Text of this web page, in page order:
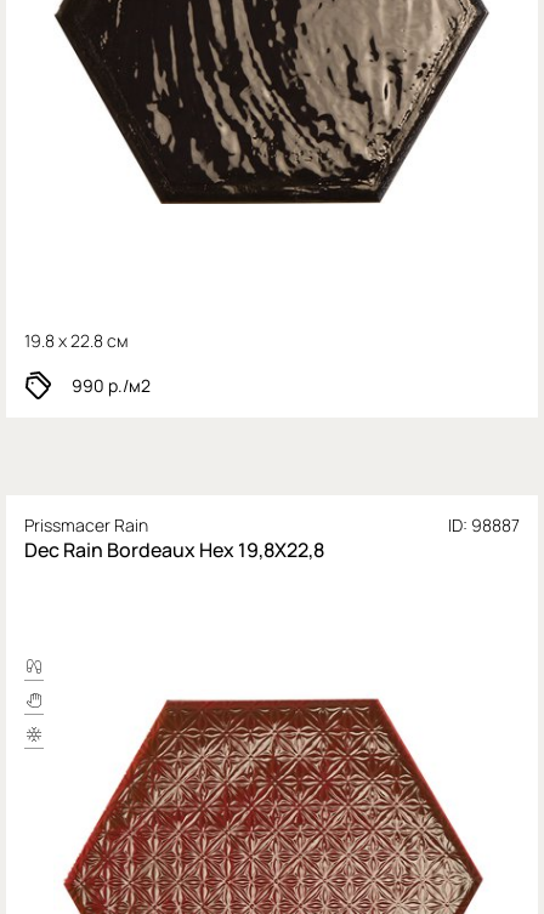
19.8 x 22.8 см
990 р./м2
Prissmacer Rain ID: 98887
Dec Rain Bordeaux Hex 19,8X22,8